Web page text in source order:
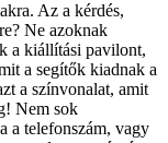
Az a kérdés,
Ne azoknak
a kiállítási pavilont,
a segítők kiadnak a
a színvonalat, amit
Nem sok
a telefonszám, vagy